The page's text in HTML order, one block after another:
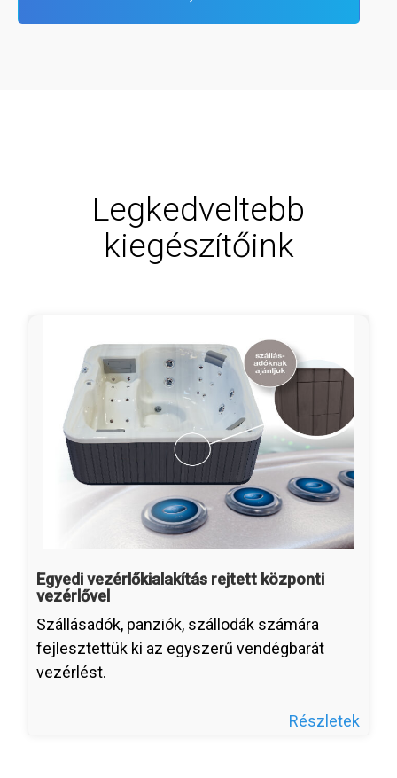
Legkedveltebb
kiegészítőink
Egyedi vezérlőkialakítás rejtett központi
vezérlővel
Szállásadók, panziók, szállodák számára
fejlesztettük ki az egyszerű vendégbarát
vezérlést.
Részletek